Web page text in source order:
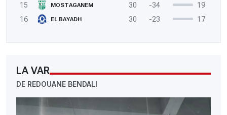
15
MOSTAGANEM 30 -34
19
16
EL BAYADH 30 -23 17
LA VAR
DE REDOUANE BENDALI